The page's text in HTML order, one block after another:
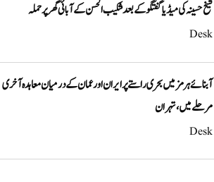
شیخ حسینہ کی میڈیا گفتگو کے بعد شکیب الحسن کے آبائی گھر پر حملہ
Desk
آبنائے ہرمز میں بحری راستے پر ایران اور عمان کے درمیان معاہدہ آخری
مرحلے میں، تہران
Desk